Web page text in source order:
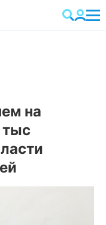
на
тыс